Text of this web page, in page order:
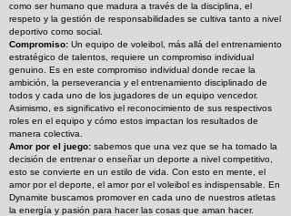
como ser humano que madura a través de la disciplina, el
respeto y la gestión de responsabilidades se cultiva tanto a nivel
deportivo como social.
Compromiso: Un equipo de voleibol, más allá del entrenamiento
estratégico de talentos, requiere un compromiso individual
genuino. Es en este compromiso individual donde recae la
ambición, la perseverancia y el entrenamiento disciplinado de
todos y cada uno de los jugadores de un equipo vencedor.
Asimismo, es significativo el reconocimiento de sus respectivos
roles en el equipo y cómo estos impactan los resultados de
manera colectiva.
Amor por el juego: sabemos que una vez que se ha tomado la
decisión de entrenar o enseñar un deporte a nivel competitivo,
esto se convierte en un estilo de vida. Con esto en mente, el
amor por el deporte, el amor por el voleibol es indispensable. En
Dynamite buscamos promover en cada uno de nuestros atletas
la energía y pasión para hacer las cosas que aman hacer.